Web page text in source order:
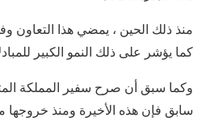
منذ ذلك الحين ، يمضي هذا
كما يؤشر على ذلك النمو الكبير
وكما سبق أن صرح سفير المملكة
سابق فإن هذه الأخيرة ومنذ خروجها